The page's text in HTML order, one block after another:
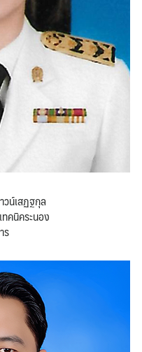
วน์เสฏฐกุล
คนิคระนอง
ร